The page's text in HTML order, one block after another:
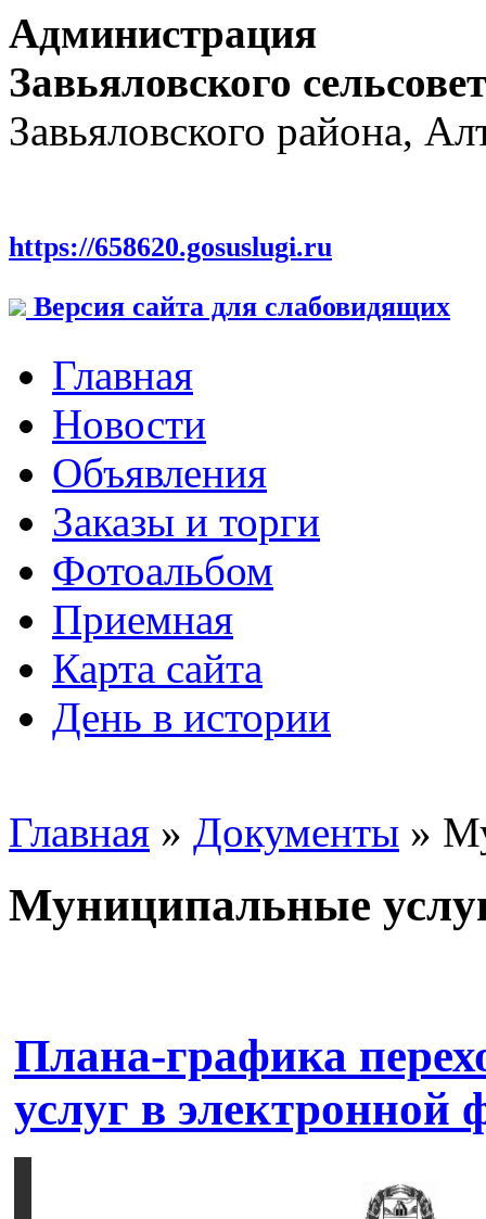
Администрация
Завьяловского
Завьяловского района,
https://658620.gosuslugi.ru
Версия сайта для слабовидящих
Главная
Новости
Объявления
Заказы и торги
Фотоальбом
Приемная
Карта сайта
День в истории
Главная » Документы »
Муниципальные
Плана-графика
услуг в электронной